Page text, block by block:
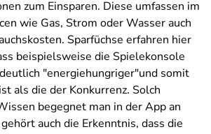
zum Einsparen. Diese umfassen im
wie Gas, Strom oder Wasser auch
Sparfüchse erfahren hier
beispielsweise die Spielekonsole
"energiehungriger"und somit
als die der Konkurrenz. Solch
begegnet man in der App an
auch die Erkenntnis, dass die